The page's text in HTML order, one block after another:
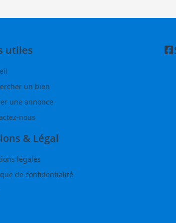
utiles
un bien
une annonce
nous
& Légal
légales
de confidentialité